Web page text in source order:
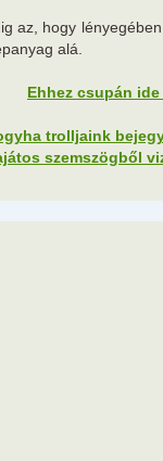
az, hogy
alá.
Ehhez csupán
trolljaink
szemszögből